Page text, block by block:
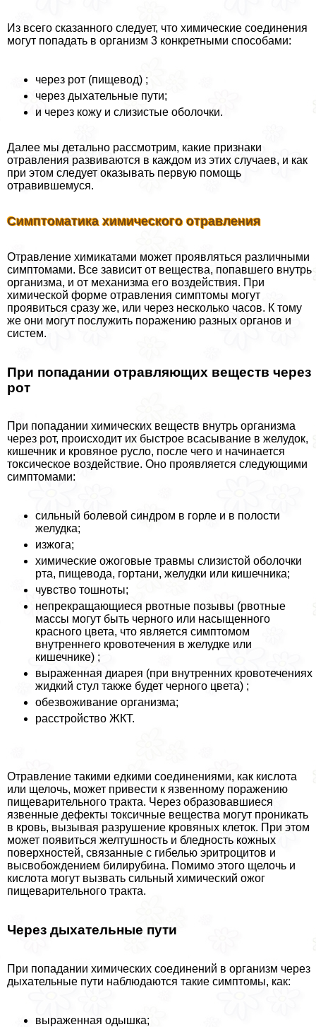
Из всего сказанного следует, что химические соединения
могут попадать в организм 3 конкретными способами:
через рот (пищевод) ;
через дыхательные пути;
и через кожу и слизистые оболочки.
Далее мы детально рассмотрим, какие признаки
отравления развиваются в каждом из этих случаев, и как
при этом следует оказывать первую помощь
отравившемуся.
Симптоматика химического отравления
Отравление химикатами может проявляться различными
симптомами. Все зависит от вещества, попавшего внутрь
организма, и от механизма его воздействия. При
химической форме отравления симптомы могут
проявиться сразу же, или через несколько часов. К тому
же они могут послужить поражению разных органов и
систем.
При попадании отравляющих веществ через
рот
При попадании химических веществ внутрь организма
через рот, происходит их быстрое всасывание в желудок,
кишечник и кровяное русло, после чего и начинается
токсическое воздействие. Оно проявляется следующими
симптомами:
сильный болевой синдром в горле и в полости
желудка;
изжога;
химические ожоговые травмы слизистой оболочки
рта, пищевода, гортани, желудки или кишечника;
чувство тошноты;
непрекращающиеся рвотные позывы (рвотные
массы могут быть черного или насыщенного
красного цвета, что является симптомом
внутреннего кровотечения в желудке или
кишечнике) ;
выраженная диарея (при внутренних кровотечениях
жидкий стул также будет черного цвета) ;
обезвоживание организма;
расстройство ЖКТ.
Отравление такими едкими соединениями, как кислота
или щелочь, может привести к язвенному поражению
пищеварительного тpaкта. Через образовавшиеся
язвенные дефекты токсичные вещества могут проникать
в кровь, вызывая разрушение кровяных клеток. При этом
может появиться желтушность и бледность кожных
поверхностей, связанные с гибелью эритроцитов и
высвобождением билирубина. Помимо этого щелочь и
кислота могут вызвать сильный химический ожог
пищеварительного тpaкта.
Через дыхательные пути
При попадании химических соединений в организм через
дыхательные пути наблюдаются такие симптомы, как:
выраженная одышка;